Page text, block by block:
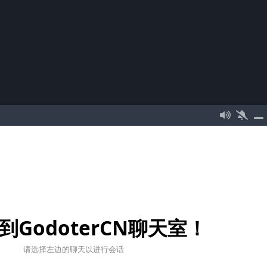
GodoterCN聊天室！
请选择左边的聊天以进行会话